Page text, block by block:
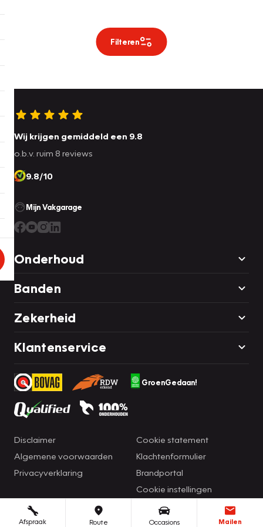
Filteren
Afspraak Route Occasions Mailen
Wij krijgen gemiddeld een 9.8
o.b.v. ruim 8 reviews
9.8/10
Mijn Vakgarage
Onderhoud
Banden
Zekerheid
Klantenservice
GroenGedaan!
Disclaimer
Algemene voorwaarden
Privacyverklaring
Cookie statement
Klachtenformulier
Brandportal
Cookie instellingen